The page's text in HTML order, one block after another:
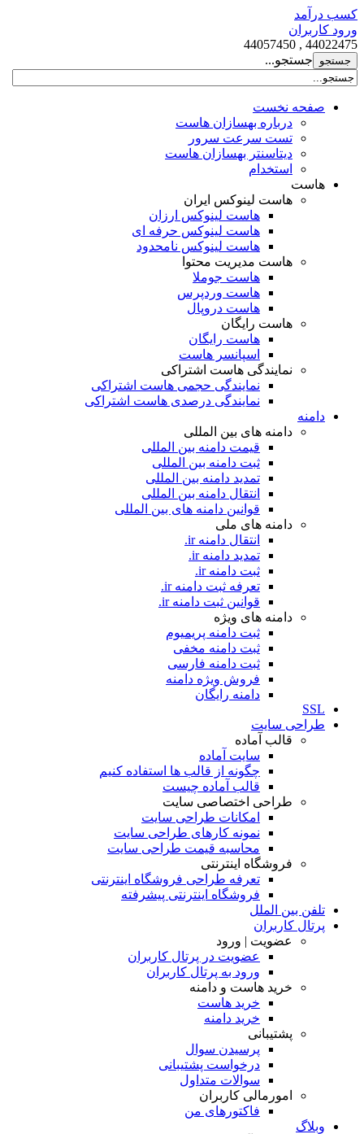
کسب درآمد
ورود کاربران
44022475 , 44057450
جستجو...
صفحه نخست
درباره بهسازان هاست
تست سرعت سرور
دیتاسنتر بهسازان هاست
استخدام
هاست
هاست لینوکس ایران
هاست لینوکس ارزان
هاست لینوکس حرفه ای
هاست لینوکس نامحدود
هاست مدیریت محتوا
هاست جوملا
هاست وردپرس
هاست دروپال
هاست رایگان
هاست رایگان
اسپانسر هاست
نمایندگی هاست اشتراکی
نمایندگی حجمی هاست اشتراکی
نمایندگی درصدی هاست اشتراکی
دامنه
دامنه های بین المللی
قیمت دامنه بین المللی
ثبت دامنه بین المللی
تمدید دامنه بین المللی
انتقال دامنه بین المللی
قوانین دامنه های بین المللی
دامنه های ملی
انتقال دامنه ir.
تمدید دامنه ir.
ثبت دامنه ir.
تعرفه ثبت دامنه ir.
قوانین ثبت دامنه ir.
دامنه های ویژه
ثبت دامنه پریمیوم
ثبت دامنه مخفی
ثبت دامنه فارسی
فروش ویژه دامنه
دامنه رایگان
SSL
طراحی سايت
قالب آماده
سایت آماده
چگونه از قالب ها استفاده کنیم
قالب آماده چیست
طراحی اختصاصی سایت
امکانات طراحی سایت
نمونه کارهای طراحی سایت
محاسبه قیمت طراحی سایت
فروشگاه اینترنتی
تعرفه طراحی فروشگاه اینترنتی
فروشگاه اینترنتی پیشرفته
تلفن بین الملل
پرتال کاربران
عضویت | ورود
عضویت در پرتال کاربران
ورود به پرتال کاربران
خرید هاست و دامنه
خرید هاست
خرید دامنه
پشتیبانی
پرسیدن سوال
درخواست پشتیبانی
سوالات متداول
امورمالی کاربران
فاکتورهای من
وبلاگ